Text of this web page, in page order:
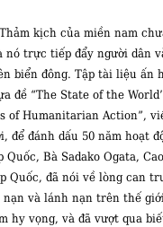
kịch của miền nam
nó trực tiếp đẩy người dân
biển đông. Tập tài liệu ấn
đề “The State of the
of Humanitarian Action”,
để đánh dấu 50 năm hoạt
Quốc, Bà Sadako Ogata,
Quốc, đã nói về lòng can
và lánh nạn trên thế
hy vọng, và đã vượt qua